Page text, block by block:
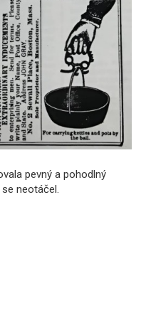
pevný a pohodlný
neotáčel.